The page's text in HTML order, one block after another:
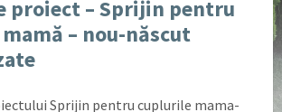
proiect – Sprijin pentru
– nou-născut
Sprijin pentru cuplurile mama-